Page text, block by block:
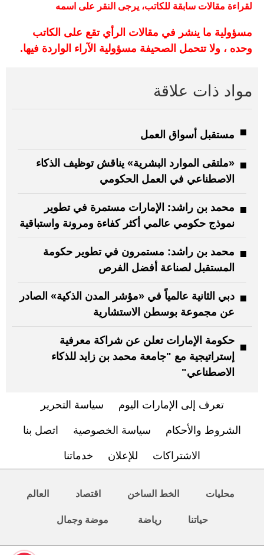
لقراءة مقالات سابقة للكاتب، يرجى النقر على اسمه
مسؤولية ما ينشر في مقالات الرأي تقع على الكاتب
وحده ، ولا تتحمل الصحيفة مسؤولية الآراء الواردة فيها.
مواد ذات علاقة
مستقبل أسواق العمل
«ملتقى الموارد البشرية» يناقش توظيف الذكاء
الاصطناعي في العمل الحكومي
محمد بن راشد: الإمارات مستمرة في تطوير
نموذج حكومي عالمي أكثر كفاءة ومرونة واستباقية
محمد بن راشد: مستمرون في تطوير حكومة
المستقبل لصناعة أفضل الفرص
دبي الثانية عالمياً في «مؤشر المدن الذكية» الصادر
عن مجموعة بوسطن الاستشارية
حكومة الإمارات تعلن عن شراكة معرفية
إستراتيجية مع "جامعة محمد بن زايد للذكاء
الاصطناعي"
تعرف إلى الإمارات اليوم سياسة التحرير
الشروط والأحكام سياسة الخصوصية اتصل بنا
الاشتراكات للإعلان خدماتنا
محليات الخط الساخن اقتصاد العالم
حياتنا رياضة موضة وجمال